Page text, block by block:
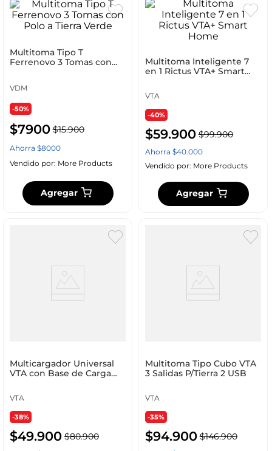
Multitoma Tipo T
Ferrenovo 3 Tomas con
VDM
-50%
$7900 $15.900
Ahorra $8000
Vendido por: More Products
Agregar
Multitoma Inteligente 7
en 1 Rictus VTA+ Smart
VTA
-40%
$59.900 $99.900
Ahorra $40.000
Vendido por: More Products
Agregar
Multicargador Universal
VTA con Base de Carga
Ajustables
VTA
-38%
$49.900 $80.900
Multitoma Tipo Cubo VTA
3 Salidas P/Tierra 2 USB
VTA
-35%
$94.900 $146.900